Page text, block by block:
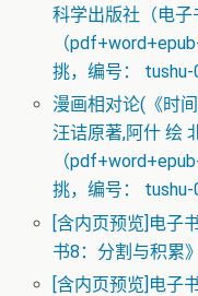
科学出版社（电子
（
挑，编号： tushu-
漫画相对论(《时
汪诘原著,阿什 绘
（
挑，编号： tushu-
[含内页预览]电子
书8：分割与积累
[含内页预览]电子